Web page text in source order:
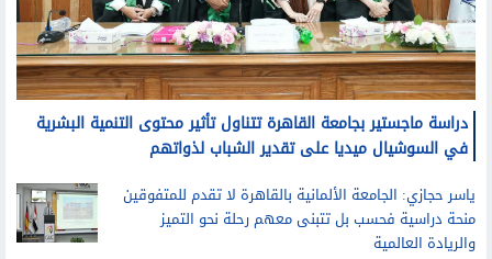
دراسة ماجستير بجامعة القاهرة تتناول تأثير محتوى التنمية البشرية
في السوشيال ميديا على تقدير الشباب لذواتهم